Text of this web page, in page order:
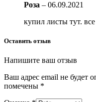
Роза – 06.09.2021
купил листы тут.
Оставить отзыв
Напишите ваш отзыв
Ваш адрес email не будет
помечены *